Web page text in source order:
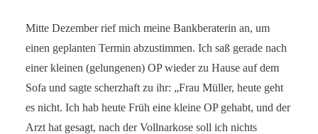
KONTAKT
Mitte Dezember rief mich meine Bankberaterin an, um
einen geplanten Termin abzustimmen. Ich saß gerade nach
einer kleinen (gelungenen) OP wieder zu Hause auf dem
Sofa und sagte scherzhaft zu ihr: „Frau Müller, heute geht
es nicht. Ich hab heute Früh eine kleine OP gehabt, und der
Arzt hat gesagt, nach der Vollnarkose soll ich nichts